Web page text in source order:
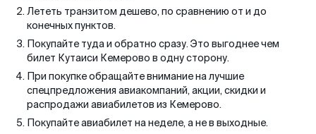
Лететь транзитом дешево, по сравнению от и до
конечных пунктов.
Покупайте туда и обратно сразу. Это выгоднее чем
билет Кутаиси Кемерово в одну сторону.
При покупке обращайте внимание на лучшие
спецпредложения авиакомпаний, акции, скидки и
распродажи авиабилетов из Кемерово.
Покупайте авиабилет на неделе, а не в выходные.